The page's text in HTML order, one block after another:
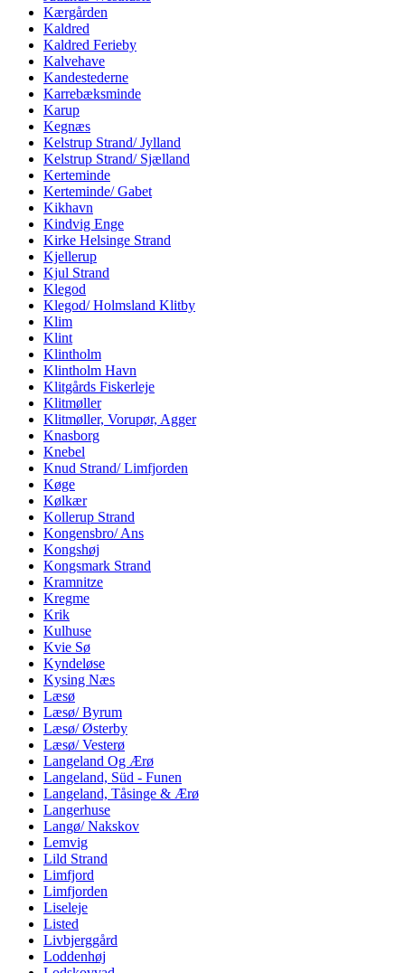
Kærgården
Kaldred
Kaldred Ferieby
Kalvehave
Kandestederne
Karrebæksminde
Karup
Kegnæs
Kelstrup Strand/ Jylland
Kelstrup Strand/ Sjælland
Kerteminde
Kerteminde/ Gabet
Kikhavn
Kindvig Enge
Kirke Helsinge Strand
Kjellerup
Kjul Strand
Klegod
Klegod/ Holmsland Klitby
Klim
Klint
Klintholm
Klintholm Havn
Klitgårds Fiskerleje
Klitmøller
Klitmøller, Vorupør, Agger
Knasborg
Knebel
Knud Strand/ Limfjorden
Køge
Kølkær
Kollerup Strand
Kongensbro/ Ans
Kongshøj
Kongsmark Strand
Kramnitze
Kregme
Krik
Kulhuse
Kvie Sø
Kyndeløse
Kysing Næs
Læsø
Læsø/ Byrum
Læsø/ Østerby
Læsø/ Vesterø
Langeland Og Ærø
Langeland, Süd - Funen
Langeland, Tåsinge & Ærø
Langerhuse
Langø/ Nakskov
Lemvig
Lild Strand
Limfjord
Limfjorden
Liseleje
Listed
Livbjerggård
Loddenhøj